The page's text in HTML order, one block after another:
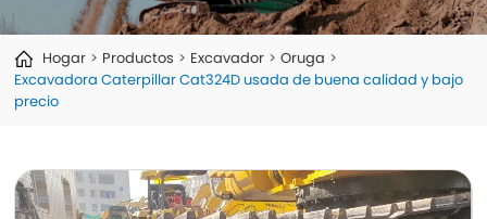
Hogar Productos Excavador
Oruga
Excavadora Caterpillar Cat324D usada de buena calidad y bajo
precio